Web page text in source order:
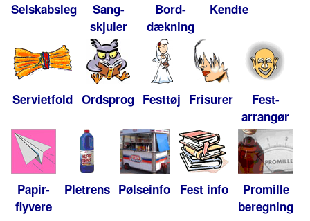
Selskabsleg
Sang-
skjuler
Bord-
dækning
Kendte
Servietfold Ordsprog Festtøj Frisurer
Fest-
arrangør
Papir-
flyvere
Pletrens Pølseinfo Fest info
Promille
beregning